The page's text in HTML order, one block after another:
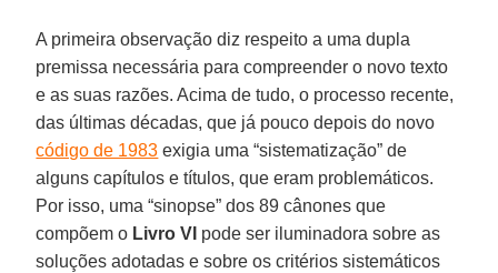
A primeira observação diz respeito a uma dupla
premissa necessária para compreender o novo texto
e as suas razões. Acima de tudo, o processo recente,
das últimas décadas, que já pouco depois do novo
código de 1983 exigia uma “sistematização” de
alguns capítulos e títulos, que eram problemáticos.
Por isso, uma “sinopse” dos 89 cânones que
compõem o Livro VI pode ser iluminadora sobre as
soluções adotadas e sobre os critérios sistemáticos